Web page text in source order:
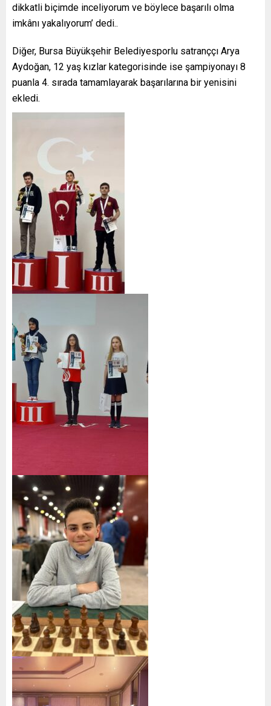
dikkatli biçimde inceliyorum ve böylece başarılı olma
imkânı yakalıyorum’ dedi..
Diğer, Bursa Büyükşehir Belediyesporlu satranççı Arya
Aydoğan, 12 yaş kızlar kategorisinde ise şampiyonayı 8
puanla 4. sırada tamamlayarak başarılarına bir yenisini
ekledi.